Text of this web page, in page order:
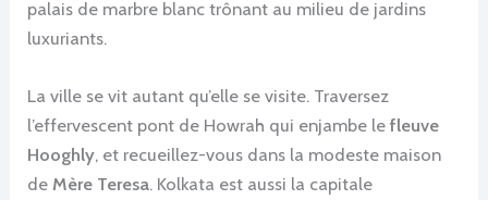
palais de marbre blanc trônant au milieu de jardins
luxuriants.
La ville se vit autant qu’elle se visite. Traversez
l’effervescent pont de Howrah qui enjambe lefleuve
Hooghly, et recueillez-vous dans la modeste maison
de Mère Teresa. Kolkata est aussi la capitale